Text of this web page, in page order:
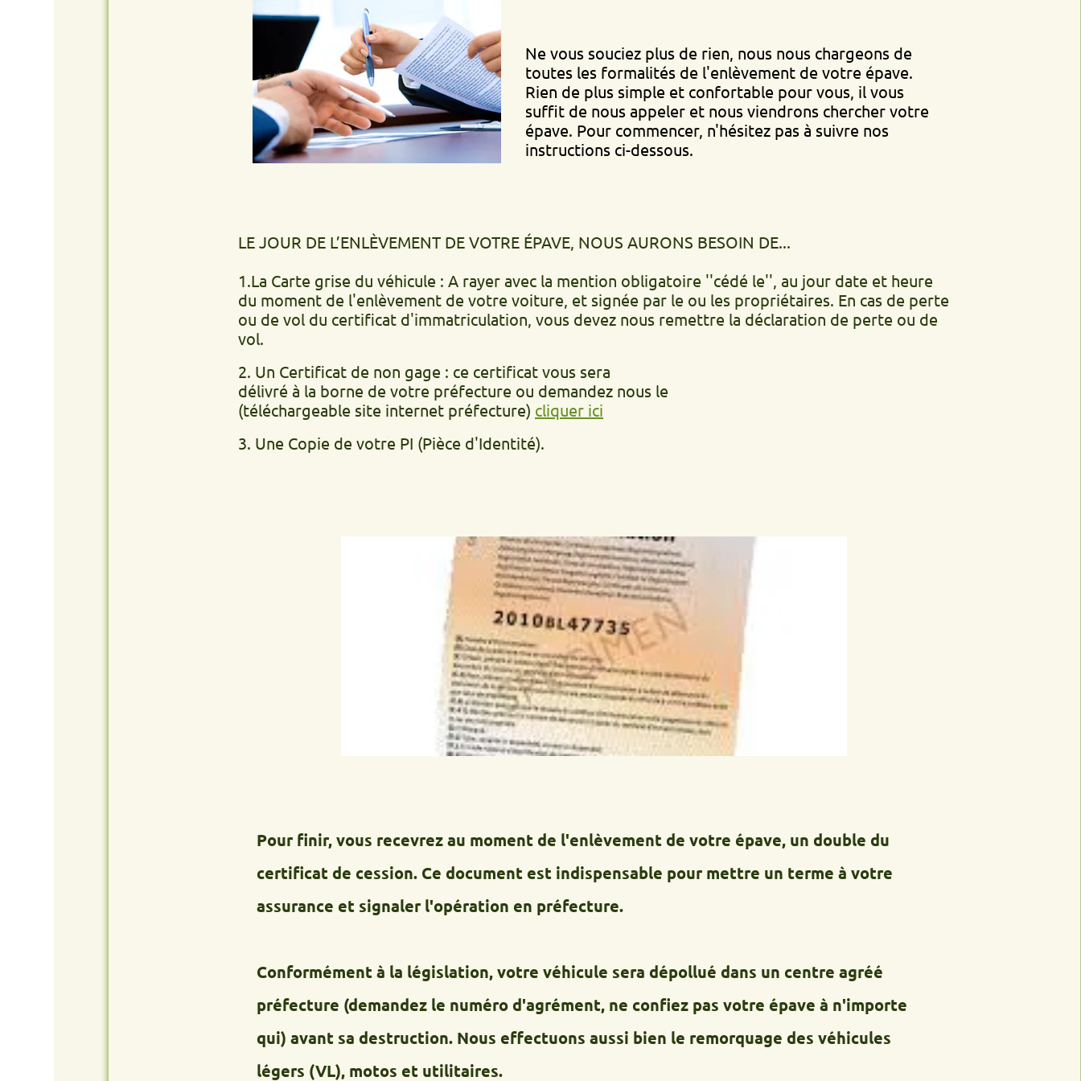
Ne vous souciez plus de rien, nous nous chargeons de
toutes les formalités de l'enlèvement de votre épave.
Rien de plus simple et confortable pour vous, il vous
suffit de nous appeler et nous viendrons chercher votre
épave. Pour commencer, n'hésitez pas à suivre nos
instructions ci-dessous.
LE JOUR DE L’ENLÈVEMENT DE VOTRE ÉPAVE, NOUS AURONS BESOIN DE...
1.La Carte grise du véhicule : A rayer avec la mention obligatoire ''cédé le'', au jour date et heure
du moment de l'enlèvement de votre voiture, et signée par le ou les propriétaires. En cas de perte
ou de vol du certificat d'immatriculation, vous devez nous remettre la déclaration de perte ou de
2. Un Certificat de non gage : ce certificat vous sera
délivré à la borne de votre préfecture ou demandez nous le
(téléchargeable site internet préfecture)cliquer ici
3. Une Copie de votre PI (Pièce d'Identité).
Pour finir, vous recevrez au moment de l'enlèvement de votre épave, un double du
certificat de cession. Ce document est indispensable pour mettre un terme à votre
assurance et signaler l'opération en préfecture.
Conformément à la législation, votre véhicule sera dépollué dans un centre agréé
préfecture (demandez le numéro d'agrément, ne confiez pas votre épave à n'importe
qui) avant sa destruction. Nous effectuons aussi bien le remorquage des véhicules
légers (VL), motos et utilitaires.